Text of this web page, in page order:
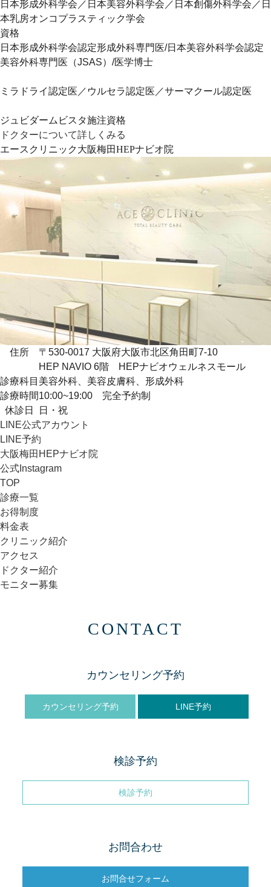
日本形成外科学会／日本美容外科学会／日本創傷外科学会／日
本乳房オンコプラスティック学会
資格
日本形成外科学会認定形成外科専門医/日本美容外科学会認定
美容外科専門医（JSAS）/医学博士
ミラドライ認定医／ウルセラ認定医／サーマクール認定医
ジュビダームビスタ施注資格
ドクターについて詳しくみる
エースクリニック大阪梅田HEPナビオ院
住所
〒530-0017 大阪府大阪市北区角田町7-10
HEP NAVIO 6階 HEPナビオウェルネスモール
診療科目 美容外科、美容皮膚科、形成外科
診療時間10:00~19:00 完全予約制
休診日
日・祝
LINE公式アカウント
LINE予約
大阪梅田HEPナビオ院
公式Instagram
TOP
診療一覧
お得制度
料金表
クリニック紹介
アクセス
ドクター紹介
モニター募集
CONTACT
カウンセリング予約
カウンセリング予約 LINE予約
検診予約
検診予約
お問合わせ
お問合せフォーム